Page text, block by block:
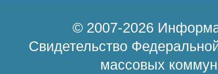
© 2007-2026
Свидетельство
массовых